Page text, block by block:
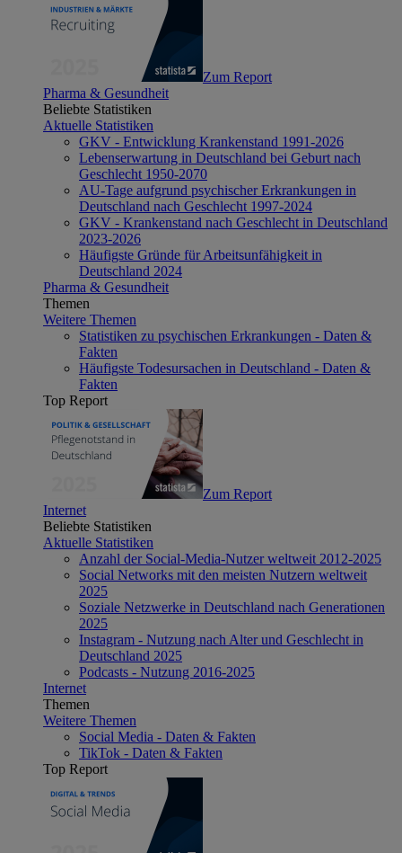
Zum Report
Pharma & Gesundheit
Beliebte Statistiken
Aktuelle Statistiken
GKV - Entwicklung Krankenstand 1991-2026
Lebenserwartung in Deutschland bei Geburt nach
Geschlecht 1950-2070
AU-Tage aufgrund psychischer Erkrankungen in
Deutschland nach Geschlecht 1997-2024
GKV - Krankenstand nach Geschlecht in Deutschland
2023-2026
Häufigste Gründe für Arbeitsunfähigkeit in
Deutschland 2024
Pharma & Gesundheit
Themen
Weitere Themen
Statistiken zu psychischen Erkrankungen - Daten &
Fakten
Häufigste Todesursachen in Deutschland - Daten &
Fakten
Top Report
Zum Report
Internet
Beliebte Statistiken
Aktuelle Statistiken
Anzahl der Social-Media-Nutzer weltweit 2012-2025
Social Networks mit den meisten Nutzern weltweit
2025
Soziale Netzwerke in Deutschland nach Generationen
2025
Instagram - Nutzung nach Alter und Geschlecht in
Deutschland 2025
Podcasts - Nutzung 2016-2025
Internet
Themen
Weitere Themen
Social Media - Daten & Fakten
TikTok - Daten & Fakten
Top Report